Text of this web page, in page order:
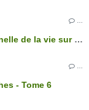
Les sources hydrothermales : source originelle de la vie sur Terre ?
- Tome 6